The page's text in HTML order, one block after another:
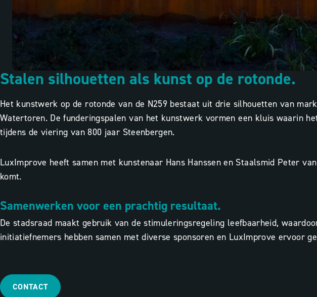
Stalen silhouetten als kunst op de rotonde.
Het kunstwerk op de rotonde van de N259 bestaat uit drie silhouetten van
Watertoren. De funderingspalen van het kunstwerk vormen een kluis waarin
tijdens de viering van 800 jaar Steenbergen.
LuxImprove heeft samen met kunstenaar Hans Hanssen en Staalsmid Peter
komt.
Samenwerken voor een prachtig resultaat.
De stadsraad maakt gebruik van de stimuleringsregeling leefbaarheid,
initiatiefnemers hebben samen met diverse sponsoren en LuxImprove ervoor
CONTACT